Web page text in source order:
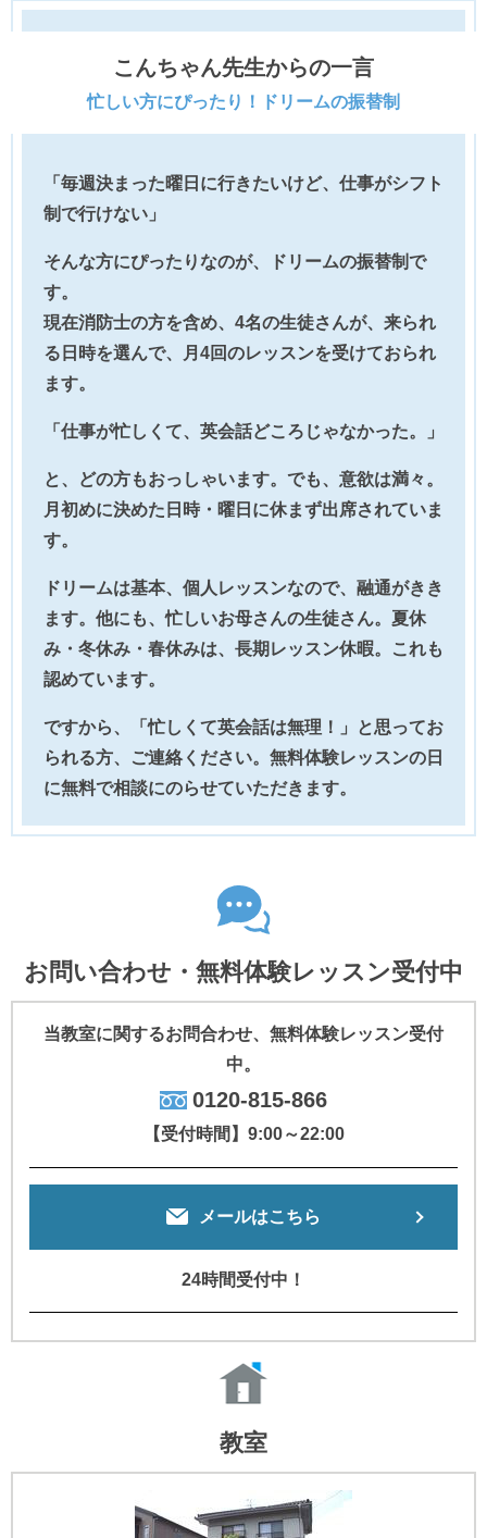
こんちゃん先生からの一言
忙しい方にぴったり！ドリームの振替制
「毎週決まった曜日に行きたいけど、仕事がシフト
制で行けない」
そんな方にぴったりなのが、ドリームの振替制で
す。
現在消防士の方を含め、4名の生徒さんが、来られ
る日時を選んで、月4回のレッスンを受けておられ
ます。
「仕事が忙しくて、英会話どころじゃなかった。」
と、どの方もおっしゃいます。でも、意欲は満々。
月初めに決めた日時・曜日に休まず出席されていま
す。
ドリームは基本、個人レッスンなので、融通がきき
ます。他にも、忙しいお母さんの生徒さん。夏休
み・冬休み・春休みは、長期レッスン休暇。これも
認めています。
ですから、「忙しくて英会話は無理！」と思ってお
られる方、ご連絡ください。無料体験レッスンの日
に無料で相談にのらせていただきます。
お問い合わせ・無料体験レッスン受付中
当教室に関するお問合わせ、 無料体験レッスン受付
中。
0120-815-866
【受付時間】9:00～22:00
メールはこちら
24時間受付中！
教室